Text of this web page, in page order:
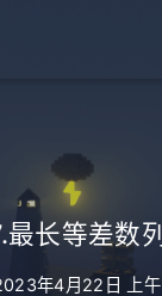
最长等差数列
年4月22日 上午